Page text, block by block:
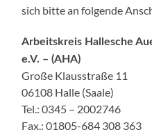
sich bitte an folgende
Arbeitskreis Hallesche
e.V. – (AHA)
Große Klausstraße 11
06108 Halle (Saale)
Tel.: 0345 – 2002746
Fax.: 01805-684 308 363